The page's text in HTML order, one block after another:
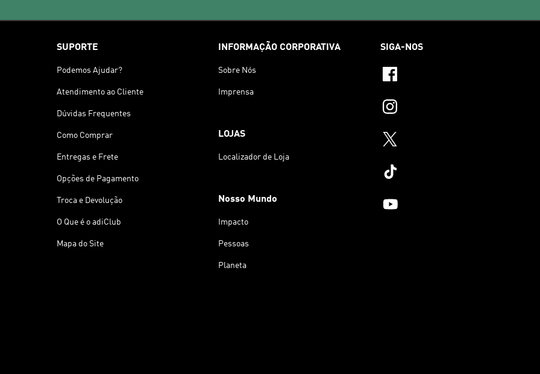
SUPORTE
Podemos Ajudar?
Atendimento ao Cliente
Dúvidas Frequentes
Como Comprar
Entregas e Frete
Opções de Pagamento
Troca e Devolução
O Que é o adiClub
Mapa do Site
INFORMAÇÃO CORPORATIVA
Sobre Nós
Imprensa
LOJAS
Localizador de Loja
Nosso Mundo
Impacto
Pessoas
Planeta
SIGA-NOS